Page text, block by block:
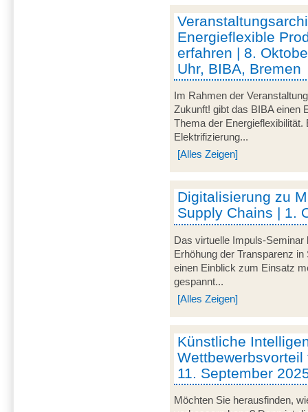
Energieflexible
erfahren | 8.
Uhr, BIBA, Bremen
Im Rahmen der
Zukunft! gibt das BIBA einen
Thema der
Elektrifizierung...
[Alles Zeigen]
Digitalisierung zu
Supply Chains | 1.
Das virtuelle Impuls-Seminar
Erhöhung der Transparenz
einen Einblick zum Einsatz
gespannt...
[Alles Zeigen]
Künstliche
11. September
Möchten Sie herausfinden,